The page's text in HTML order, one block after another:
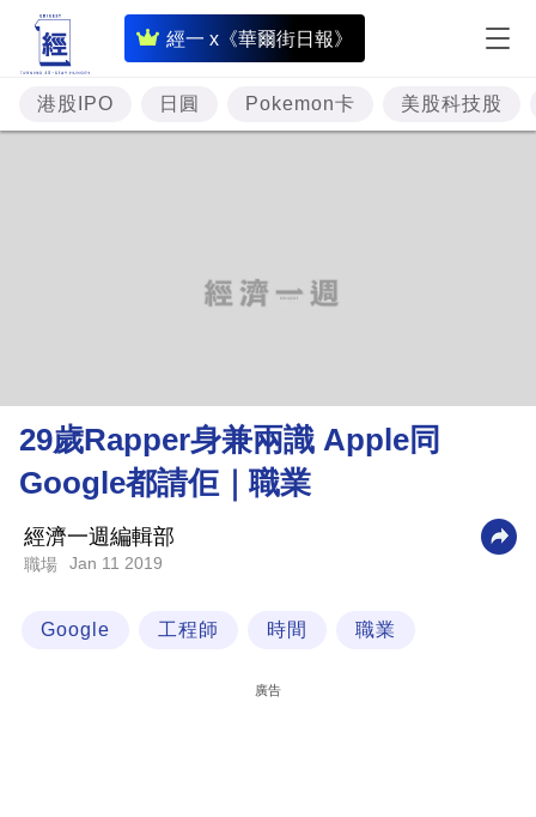
經一 x《華爾街日報》
即
時
財
經
理
財
商
業
科
港股IPO 日圓 Pokemon卡 美股科技股
29歲Rapper身兼兩識 Apple同
Google都請佢｜職業
經濟一週編輯部
職場 Jan 11 2019
Google 工程師 時間 職業
廣告